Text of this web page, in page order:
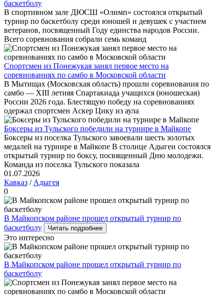
баскетболу
В спортивном зале ДЮСШ «Олимп» состоялся открытый
турнир по баскетболу среди юношей и девушек с участием
ветеранов, посвященный Году единства народов России.
Всего соревнования собрали семь команд
Спортсмен из Понежукая занял первое место на
соревнованиях по самбо в Московской области
В Мытищах (Московская область) прошли соревнования по
самбо — XIII летняя Спартакиада учащихся (юношеская)
России 2026 года. Блестящую победу на соревнованиях
одержал спортсмен Аскер Цику из аула
Боксеры из Тульского победили на турнире в Майкопе
Боксеры из поселка Тульского завоевали шесть золотых
медалей на турнире в Майкопе В столице Адыгеи состоялся
открытый турнир по боксу, посвященный Дню молодежи.
Команда из поселка Тульского показала
01.07.2026
Кавказ / Адыгея
0
В Майкопском районе прошел открытый турнир по
баскетболу
Читать подробнее
Это интересно
В Майкопском районе прошел открытый турнир по
баскетболу